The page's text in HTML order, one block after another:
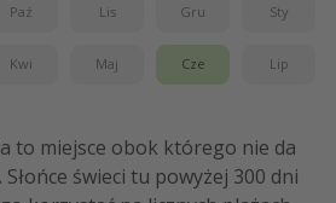
Paź Lis Gru Sty
Kwi Maj Cze Lip
to miejsce obok którego nie da
świeci tu powyżej 300 dni